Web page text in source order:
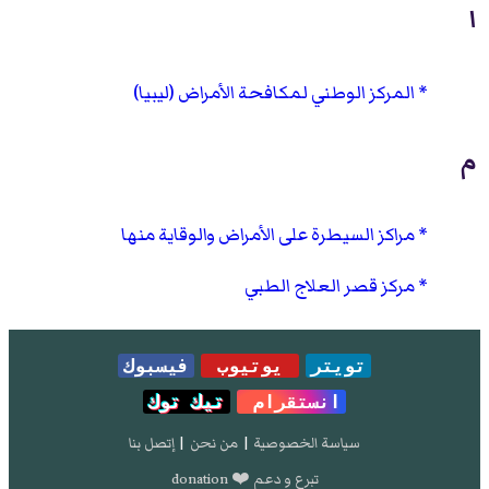
ا
المركز الوطني لمكافحة الأمراض (ليبيا)
م
مراكز السيطرة على الأمراض والوقاية منها
مركز قصر العلاج الطبي
تويتر يوتيوب
فيسبوك
انستقرام
تيك توك
سياسة الخصوصية | من نحن | إتصل بنا
تبرع و دعم ❤️ donation